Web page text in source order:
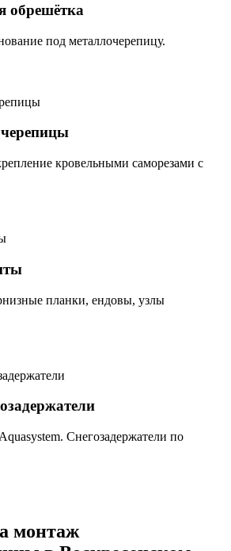
обрешётка
под металлочерепицу.
кровельными саморезами с
планки, ендовы, узлы
Снегозадержатели по
монтаж